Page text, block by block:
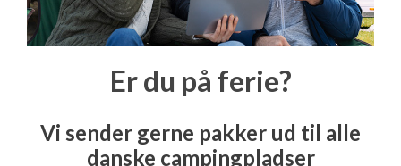
Er du på ferie?
Vi sender gerne pakker ud til alle
danske campingpladser